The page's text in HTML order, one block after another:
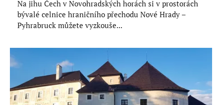
Na jihu Čech v Novohradských horách si v prostorách
bývalé celnice hraničního přechodu Nové Hrady –
Pyhrabruck můžete vyzkouše...